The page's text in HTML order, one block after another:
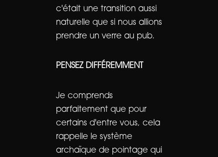
c'était une transition aussi
naturelle que si nous allions
prendre un verre au pub.
PENSEZ DIFFÉREMMENT
Je comprends
parfaitement que pour
certains d'entre vous, cela
rappelle le système
archaïque de pointage qui